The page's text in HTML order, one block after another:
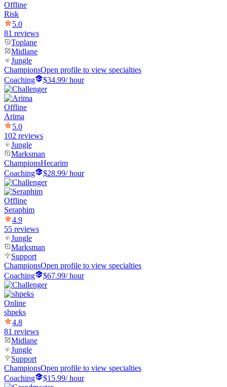
Offline
Risk
5.0
81 reviews
Toplane
Midlane
Jungle
ChampionsOpen profile to view specialties
Coaching
$34.99/ hour
Offline
Arima
5.0
102 reviews
Jungle
Marksman
ChampionsHecarim
Coaching
$28.99/ hour
Offline
Seraphim
4.9
55 reviews
Jungle
Marksman
Support
ChampionsOpen profile to view specialties
Coaching
$67.99/ hour
Online
shpeks
4.8
81 reviews
Midlane
Jungle
Support
ChampionsOpen profile to view specialties
Coaching
$15.99/ hour